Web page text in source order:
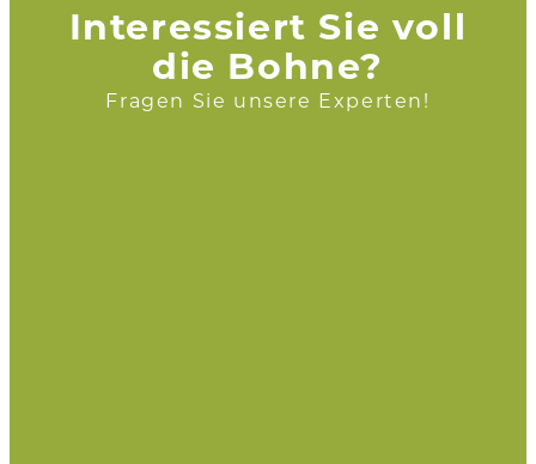
Interessiert Sie voll
die Bohne?
Fragen Sie unsere Experten!